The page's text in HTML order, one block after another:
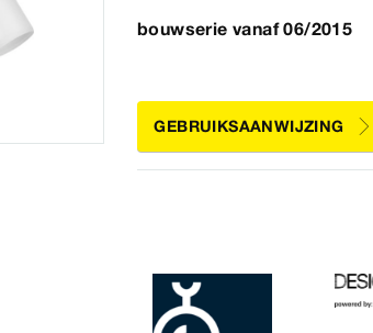
bouwserie vanaf 06/2015
GEBRUIKSAANWIJZING